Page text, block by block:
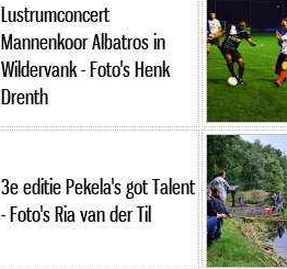
Lustrumconcert
Mannenkoor Albatros in
Wildervank - Foto's Henk
Drenth
3e editie Pekela's got Talent
- Foto's Ria van der Til